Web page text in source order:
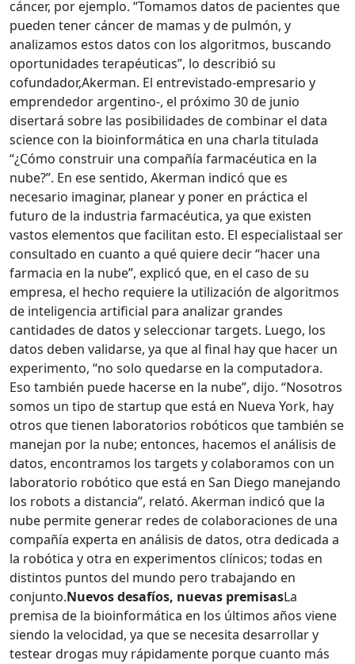
cáncer, por ejemplo. “Tomamos datos de pacientes que
pueden tener cáncer de mamas y de pulmón, y
analizamos estos datos con los algoritmos, buscando
oportunidades terapéuticas”, lo describió su
cofundador,Akerman. El entrevistado-empresario y
emprendedor argentino-, el próximo 30 de junio
disertará sobre las posibilidades de combinar el data
science con la bioinformática en una charla titulada
“¿Cómo construir una compañía farmacéutica en la
nube?”. En ese sentido, Akerman indicó que es
necesario imaginar, planear y poner en práctica el
futuro de la industria farmacéutica, ya que existen
vastos elementos que facilitan esto. El especialistaal ser
consultado en cuanto a qué quiere decir “hacer una
farmacia en la nube”, explicó que, en el caso de su
empresa, el hecho requiere la utilización de algoritmos
de inteligencia artificial para analizar grandes
cantidades de datos y seleccionar targets. Luego, los
datos deben validarse, ya que al final hay que hacer un
experimento, “no solo quedarse en la computadora.
Eso también puede hacerse en la nube”, dijo. “Nosotros
somos un tipo de startup que está en Nueva York, hay
otros que tienen laboratorios robóticos que también se
manejan por la nube; entonces, hacemos el análisis de
datos, encontramos los targets y colaboramos con un
laboratorio robótico que está en San Diego manejando
los robots a distancia”, relató. Akerman indicó que la
nube permite generar redes de colaboraciones de una
compañía experta en análisis de datos, otra dedicada a
la robótica y otra en experimentos clínicos; todas en
distintos puntos del mundo pero trabajando en
conjunto.Nuevos desafíos, nuevas premisasLa
premisa de la bioinformática en los últimos años viene
siendo la velocidad, ya que se necesita desarrollar y
testear drogas muy rápidamente porque cuanto más